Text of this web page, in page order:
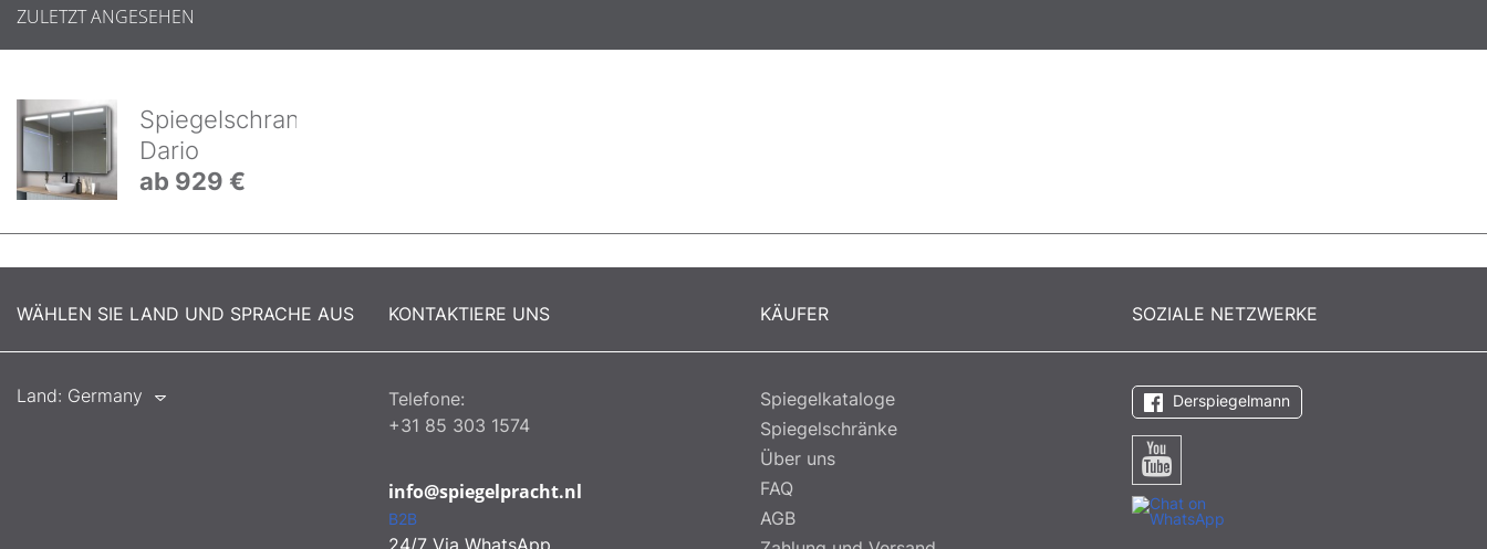
ZULETZT ANGESEHEN
Spiegelschrank
Dario
ab 929 €
WÄHLEN SIE LAND UND SPRACHE AUS
Land: Germany
KONTAKTIERE UNS
Telefone:
+31 85 303 1574
info@spiegelpracht.nl
B2B
KÄUFER
Spiegelkataloge
Spiegelschränke
Über uns
FAQ
AGB
SOZIALE NETZWERKE
Derspiegelmann